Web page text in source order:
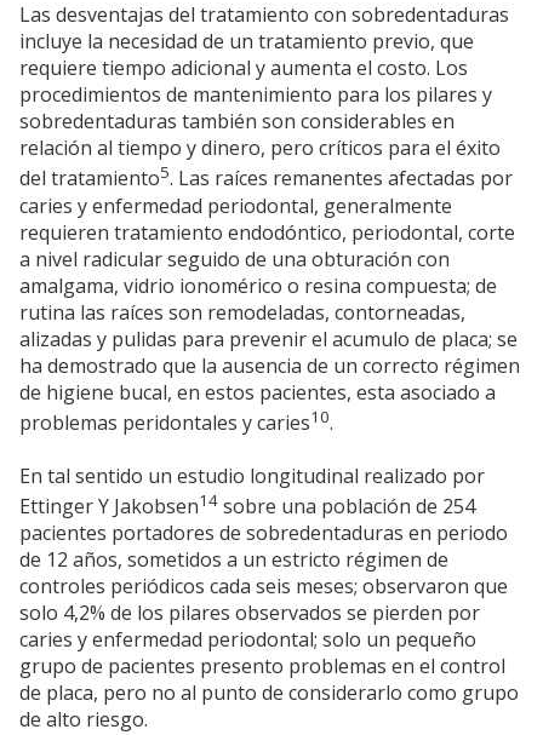
Las desventajas del tratamiento con sobredentaduras
incluye la necesidad de un tratamiento previo, que
requiere tiempo adicional y aumenta el costo. Los
procedimientos de mantenimiento para los pilares y
sobredentaduras también son considerables en
relación al tiempo y dinero, pero críticos para el éxito
del tratamiento5. Las raíces remanentes afectadas por
caries y enfermedad periodontal, generalmente
requieren tratamiento endodóntico, periodontal, corte
a nivel radicular seguido de una obturación con
amalgama, vidrio ionomérico o resina compuesta; de
rutina las raíces son remodeladas, contorneadas,
alizadas y pulidas para prevenir el acumulo de placa; se
ha demostrado que la ausencia de un correcto régimen
de higiene bucal, en estos pacientes, esta asociado a
problemas peridontales y caries10.
En tal sentido un estudio longitudinal realizado por
Ettinger Y Jakobsen14 sobre una población de 254
pacientes portadores de sobredentaduras en periodo
de 12 años, sometidos a un estricto régimen de
controles periódicos cada seis meses; observaron que
solo 4,2% de los pilares observados se pierden por
caries y enfermedad periodontal; solo un pequeño
grupo de pacientes presento problemas en el control
de placa, pero no al punto de considerarlo como grupo
de alto riesgo.